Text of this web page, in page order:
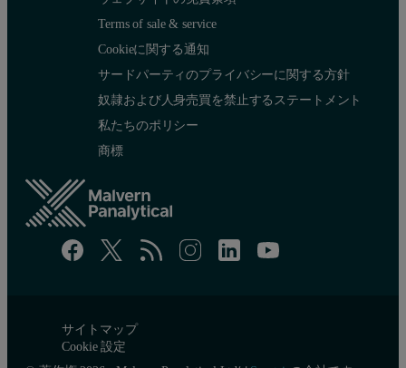
Terms of sale & service
Cookieに関する通知
サードパーティのプライバシーに関する方針
奴隷および人身売買を禁止するステートメント
私たちのポリシー
商標
サイトマップ
Cookie 設定